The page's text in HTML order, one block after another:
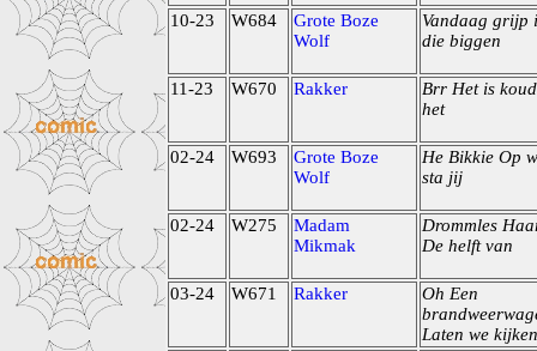
10-23 W684
Grote Boze
Wolf
Vandaag grijp
die biggen
11-23 W670 Rakker
Brr Het is
het
02-24 W693
Grote Boze
Wolf
He Bikkie Op
sta jij
02-24 W275
Madam
Mikmak
Drommles
De helft van
03-24 W671 Rakker
Oh Een
Laten we kijken